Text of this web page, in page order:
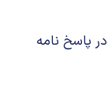
در پاسخ نامه